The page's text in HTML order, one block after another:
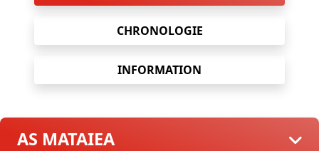
CHRONOLOGIE
INFORMATION
AS MATAIEA